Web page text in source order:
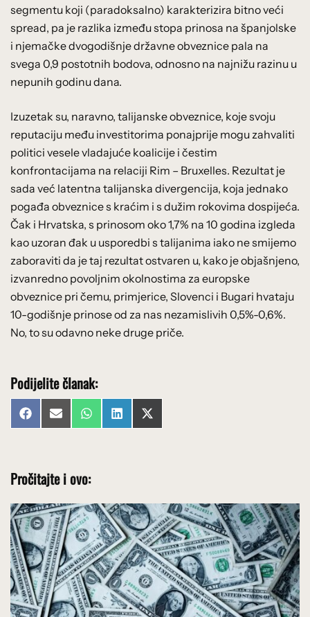
segmentu koji (paradoksalno) karakterizira bitno veći
spread, pa je razlika između stopa prinosa na španjolske
i njemačke dvogodišnje državne obveznice pala na
svega 0,9 postotnih bodova, odnosno na najnižu razinu u
nepunih godinu dana.
Izuzetak su, naravno, talijanske obveznice, koje svoju
reputaciju među investitorima ponajprije mogu zahvaliti
politici vesele vladajuće koalicije i čestim
konfrontacijama na relaciji Rim – Bruxelles. Rezultat je
sada već latentna talijanska divergencija, koja jednako
pogađa obveznice s kraćim i s dužim rokovima dospijeća.
Čak i Hrvatska, s prinosom oko 1,7% na 10 godina izgleda
kao uzoran đak u usporedbi s talijanima iako ne smijemo
zaboraviti da je taj rezultat ostvaren u, kako je objašnjeno,
izvanredno povoljnim okolnostima za europske
obveznice pri čemu, primjerice, Slovenci i Bugari hvataju
10-godišnje prinose od za nas nezamislivih 0,5%-0,6%.
No, to su odavno neke druge priče.
Podijelite članak:
Share
on
FacebookShare
on
Email Share
on
WhatsAppShare
on
LinkedInShare
on
X
(Twitter)
Pročitajte i ovo: